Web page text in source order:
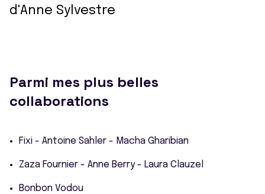
d'Anne Sylvestre
Parmi mes plus belles
collaborations
Fixi - Antoine Sahler - Macha Gharibian
Zaza Fournier - Anne Berry - Laura Clauzel
Bonbon Vodou